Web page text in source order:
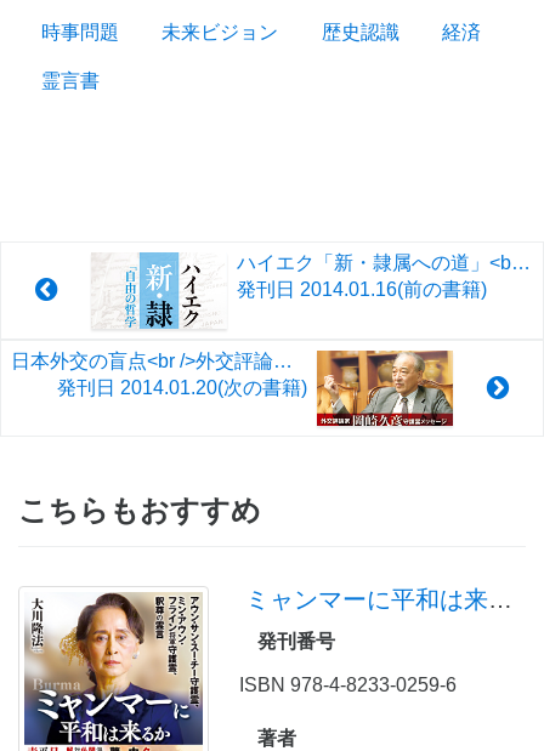
時事問題 未来ビジョン 歴史認識 経済
霊言書
ハイエク「新・隷属への道」<br />「自由の哲学」を考える
発刊日 2014.01.16(前の書籍)
日本外交の盲点<br />外交評論家 岡崎久彦 守護霊メッセージ
発刊日 2014.01.20(次の書籍)
こちらもおすすめ
ミャンマーに平和は来るか
発刊番号
ISBN 978-4-8233-0259-6
著者